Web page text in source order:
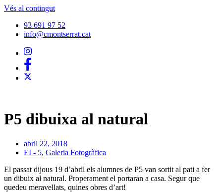
Vés al contingut
93 691 97 52
info@cmontserrat.cat
P5 dibuixa al natural
abril 22, 2018
EI - 5, Galeria Fotogràfica
El passat dijous 19 d’abril els alumnes de P5 van sortit al pati a fer
un dibuix al natural. Properament el portaran a casa. Segur que
quedeu meravellats, quines obres d’art!